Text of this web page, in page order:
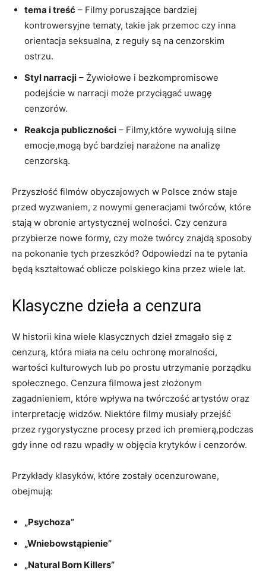
tema i treść – ​Filmy poruszające bardziej
kontrowersyjne tematy, takie jak przemoc‌ czy inna
orientacja seksualna, z reguły są na cenzorskim
ostrzu.
Styl narracji – Żywiołowe i bezkompromisowe
podejście w narracji może przyciągać uwagę
cenzorów.
Reakcja publiczności – Filmy,które wywołują silne
‌emocje,mogą być bardziej narażone na analizę ​
cenzorską.
Przyszłość filmów obyczajowych w Polsce znów staje
przed wyzwaniem, z nowymi generacjami twórców, które⁢
stają w obronie artystycznej wolności. Czy cenzura
przybierze nowe formy, czy może twórcy znajdą sposoby
na pokonanie tych ⁢przeszkód? Odpowiedzi na te pytania
będą kształtować ‍oblicze polskiego kina przez wiele lat. ⁤
Klasyczne‌ dzieła a cenzura
W historii kina wiele klasycznych dzieł zmagało się z
cenzurą, która miała na celu ochronę moralności,
wartości kulturowych lub po prostu utrzymanie porządku‍
społecznego. Cenzura filmowa jest ⁤złożonym
zagadnieniem, które wpływa na twórczość artystów oraz
interpretację‍ widzów.⁣ Niektóre filmy musiały ‌przejść‍
przez rygorystyczne procesy przed ich ⁢premierą,podczas
gdy inne od​ razu‌ wpadły w objęcia krytyków i cenzorów.
Przykłady klasyków, które zostały ocenzurowane,
obejmują:
„Psychoza”
„Wniebowstąpienie”
„Natural Born Killers”